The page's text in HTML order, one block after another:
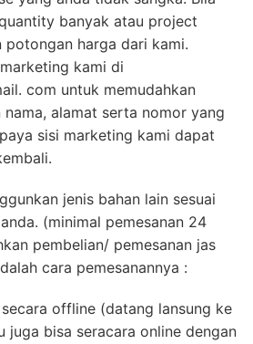
banyak atau project
potongan harga dari kami.
kami di
com untuk memudahkan
alamat serta nomor yang
sisi marketing kami dapat
jenis bahan lain sesuai
(minimal pemesanan 24
pembelian/ pemesanan jas
cara pemesanannya :
offline (datang lansung ke
juga bisa seracara online dengan